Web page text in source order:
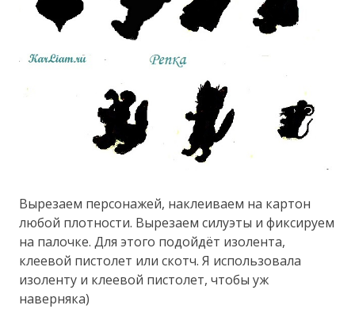
Вырезаем персонажей, наклеиваем на картон
любой плотности. Вырезаем силуэты и фиксируем
на палочке. Для этого подойдёт изолента,
клеевой пистолет или скотч. Я использовала
изоленту и клеевой пистолет, чтобы уж
наверняка)